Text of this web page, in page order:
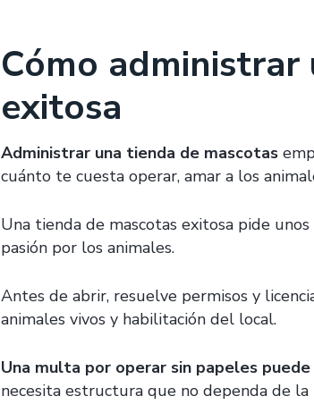
Cómo
exitosa
Administrar una tienda de mascotas
cuánto te cuesta operar, amar a los
Una tienda de mascotas exitosa pide
pasión por los animales.
Antes de abrir, resuelve permisos y
animales vivos y habilitación del local.
Una multa por operar sin papeles
necesita estructura que no dependa de la